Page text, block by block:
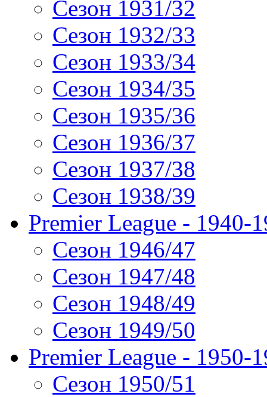
Сезон 1931/32
Сезон 1932/33
Сезон 1933/34
Сезон 1934/35
Сезон 1935/36
Сезон 1936/37
Сезон 1937/38
Сезон 1938/39
Premier League - 1940-
Сезон 1946/47
Сезон 1947/48
Сезон 1948/49
Сезон 1949/50
Premier League - 1950-
Сезон 1950/51